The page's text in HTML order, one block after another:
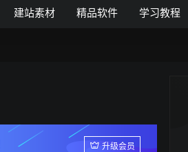
建站素材 精品软件 学习教程
升级会员